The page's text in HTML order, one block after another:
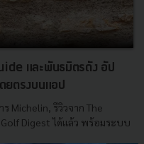
และพันธมิตรดัง อัป
ยตรงบนแอป
Michelin, รีวิวจาก The
Digest ได้แล้ว พร้อมระบบ